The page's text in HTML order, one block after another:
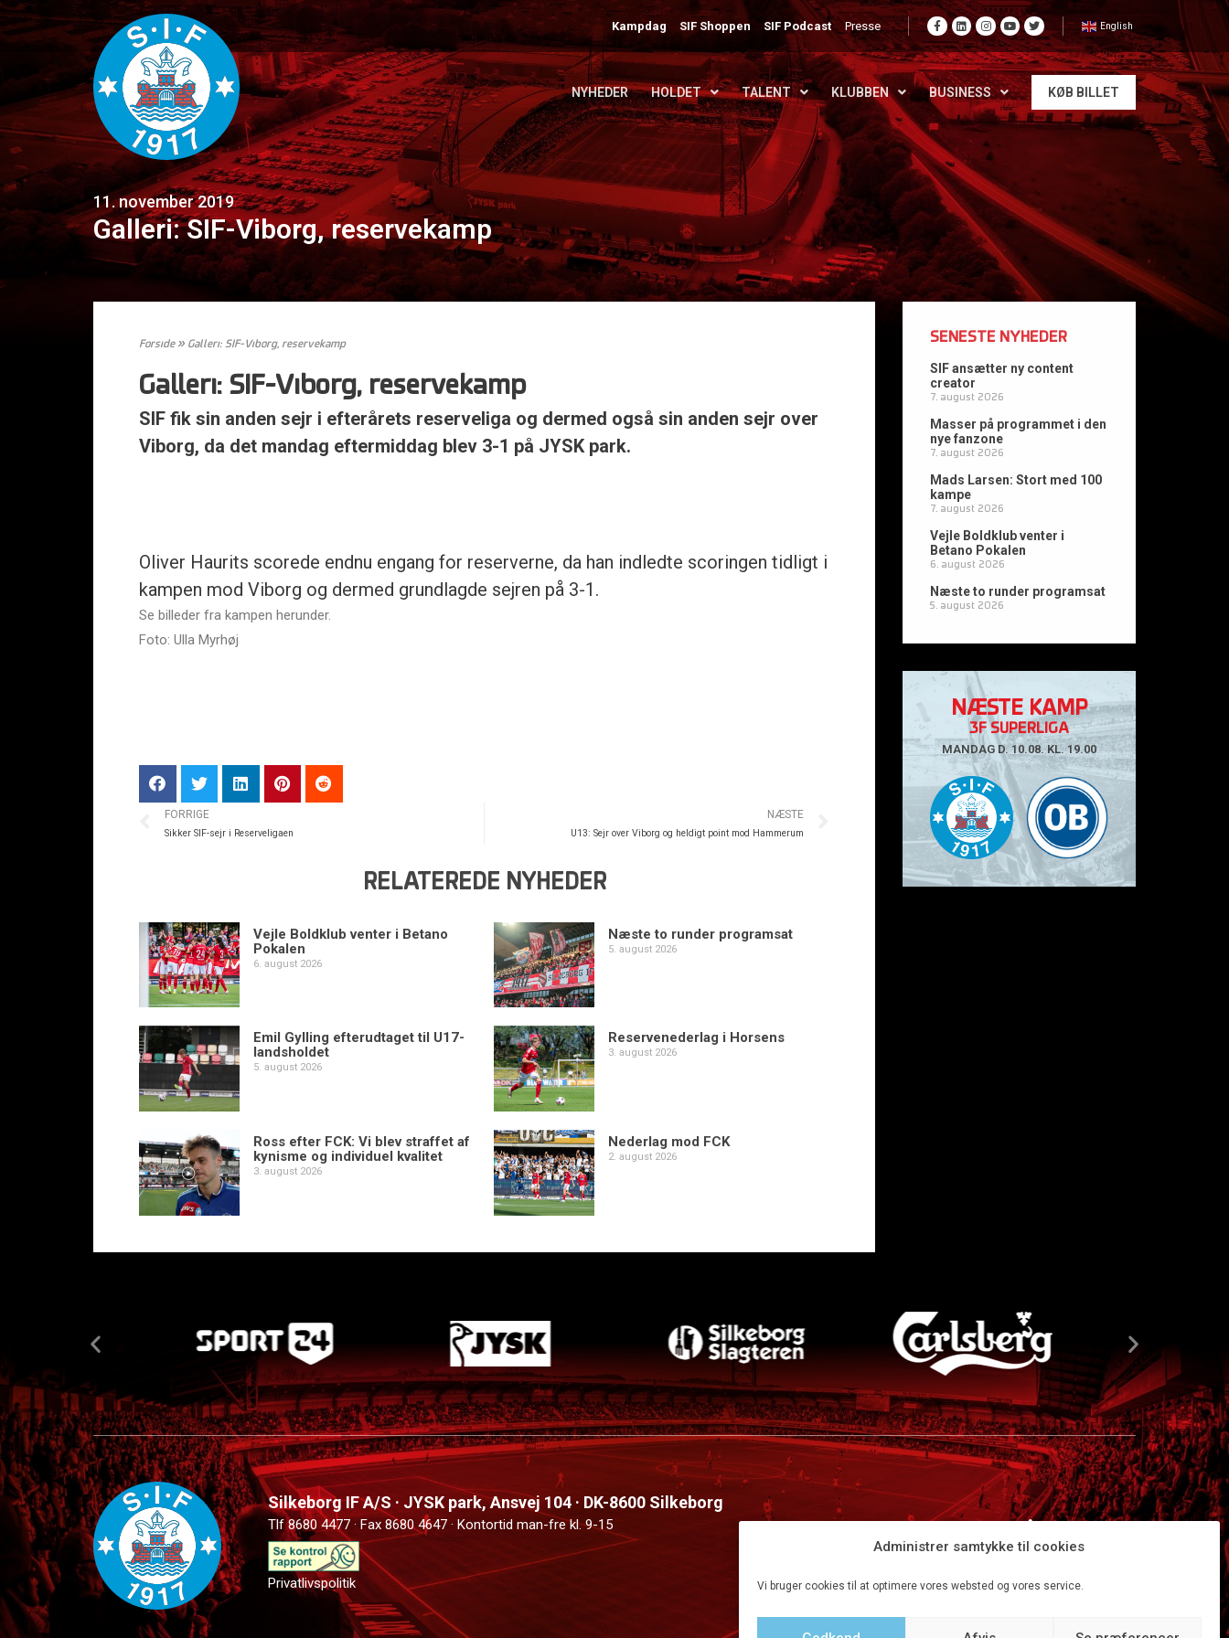
Administrer samtykke til cookies
Vi bruger cookies til at optimere vores websted og vores service.
Kampdag SIF Shoppen SIF Podcast Presse English
NYHEDER HOLDET TALENT KLUBBEN BUSINESS KØB BILLET
11. november 2019
Galleri: SIF-Viborg, reservekamp
Forside» Galleri: SIF-Viborg, reservekamp
Galleri: SIF-Viborg, reservekamp
SIF fik sin anden sejr i efterårets reserveliga og dermed også sin anden sejr over
Viborg, da det mandag eftermiddag blev 3-1 på JYSK park.
Oliver Haurits scorede endnu engang for reserverne, da han indledte scoringen tidligt i
kampen mod Viborg og dermed grundlagde sejren på 3-1.
Se billeder fra kampen herunder.
Foto: Ulla Myrhøj
FORRIGE
Sikker SIF-sejr i Reserveligaen
NÆSTE
U13: Sejr over Viborg og heldigt point mod Hammerum
RELATEREDE NYHEDER
Vejle Boldklub venter i Betano
Pokalen
6. august 2026
Næste to runder programsat
5. august 2026
Emil Gylling efterudtaget til U17-
landsholdet
5. august 2026
Reservenederlag i Horsens
3. august 2026
Ross efter FCK: Vi blev straffet af
kynisme og individuel kvalitet
3. august 2026
Nederlag mod FCK
2. august 2026
SENESTE NYHEDER
SIF ansætter ny content
creator
7. august 2026
Masser på programmet i den
nye fanzone
7. august 2026
Mads Larsen: Stort med 100
kampe
7. august 2026
Vejle Boldklub venter i
Betano Pokalen
6. august 2026
Næste to runder programsat
5. august 2026
NÆSTE KAMP
3F SUPERLIGA
MANDAG D. 10.08. KL. 19.00
Silkeborg IF A/S · JYSK park, Ansvej 104 · DK-8600 Silkeborg
Tlf 8680 4477 · Fax 8680 4647 · Kontortid man-fre kl. 9-15
Privatlivspolitik